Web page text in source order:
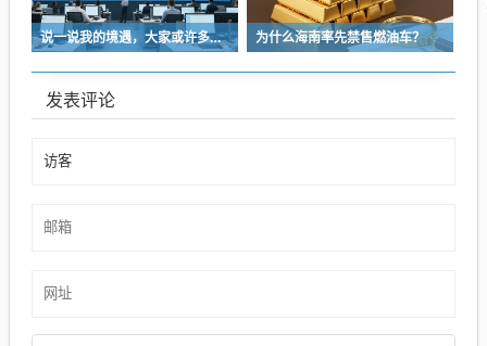
说一说我的境遇，大家或许多少能对于长沙这座城的人事物有些体会 为什么海南率先禁售燃油车？
发表评论